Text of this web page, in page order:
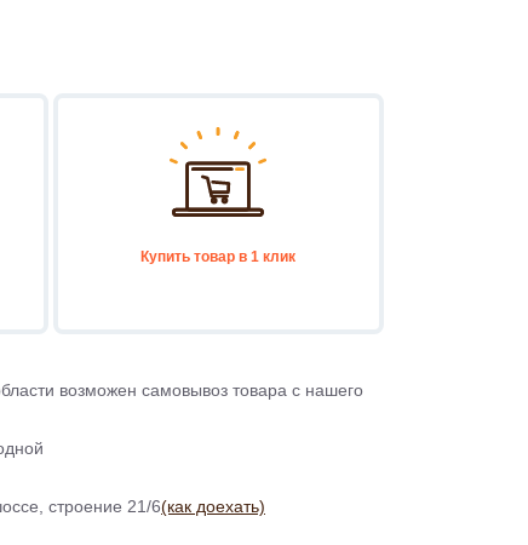
Купить товар в 1 клик
возможен самовывоз товара с нашего
строение 21/6(как доехать)